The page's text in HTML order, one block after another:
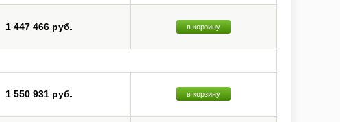
1 447 466 руб. в корзину
1 550 931 руб. в корзину